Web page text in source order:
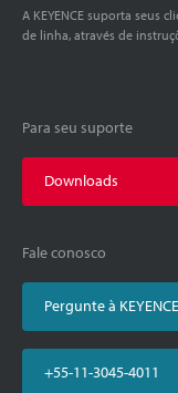
A KEYENCE suporta seus
de linha, através de
Para seu suporte
Downloads
Fale conosco
Pergunte à KEYENCE
+55-11-3045-4011